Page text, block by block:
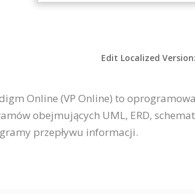
Edit Localized Version:
Online (VP Online) to
obejmujących UML, ERD,
przepływu informacji.